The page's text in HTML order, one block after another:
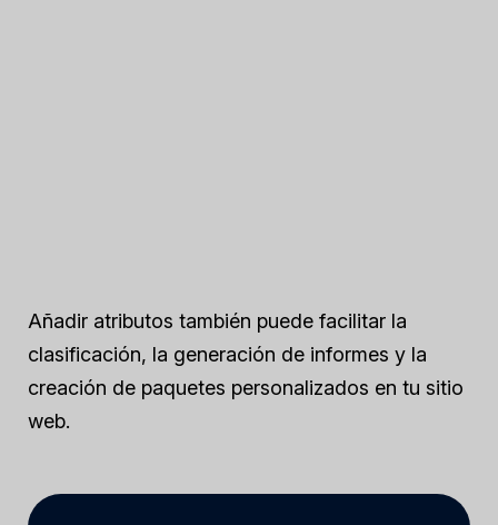
Añadir atributos también puede facilitar la
clasificación, la generación de informes y la
creación de paquetes personalizados en tu sitio
web.